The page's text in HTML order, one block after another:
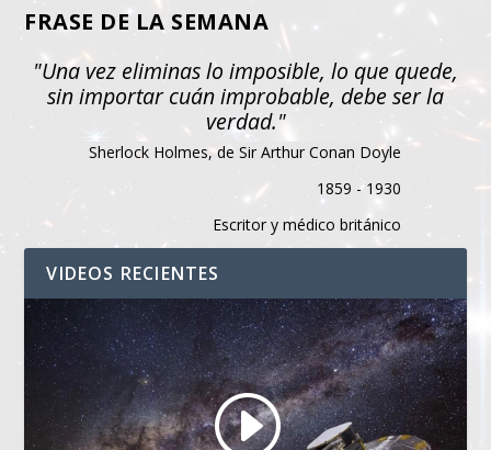
FRASE DE LA SEMANA
"Una vez eliminas lo imposible, lo que quede,
sin importar cuán improbable, debe ser la
verdad."
Sherlock Holmes, de Sir Arthur Conan Doyle
1859 - 1930
Escritor y médico británico
VIDEOS RECIENTES